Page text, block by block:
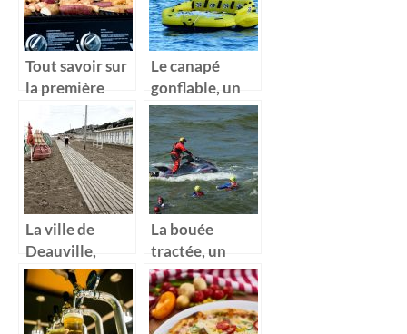
Tout savoir sur
la première
utilisation de
votre planche
Le canapé
gonflable, un
accessoire de
détente adapté
à l’eau
La ville de
Deauville,
localité idéal
pour
l’organisation
La bouée
tractée, un
accessoire à
caractère
ludique